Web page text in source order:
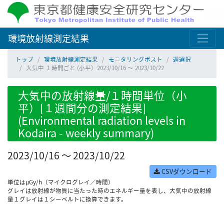
環境放射線測定結果
トップ 環境放射線測定結果 モニタリングポスト
週選択
大気中 １時間ごと (小平）2023/10/16 ～ 2023/10/22
大気中の放射線量/１時間単位（小
平）[１週間分の測定結果]
(Environmental radiation levels in
Kodaira - weekly summary)
2023/10/16 ～ 2023/10/22
CSVダウンロード
単位はμGy/h（マイクログレイ／時間）
グレイは放射線が物質に当たった時のエネルギー量を表し、大気中の放射線
量１グレイは１シーベルトに換算できます。